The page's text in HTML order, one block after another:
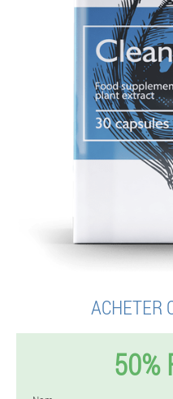
ACHETER
50%